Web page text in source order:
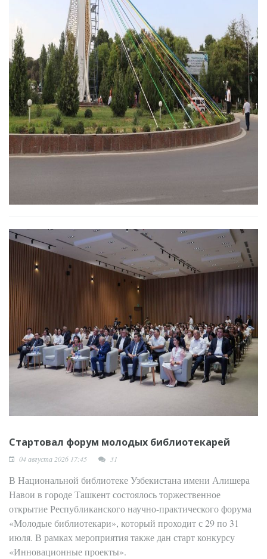
Стартовал форум молодых библиотекарей
04 августа 2026 17:45 31
В Национальной библиотеке Узбекистана имени Алишера
Навои в городе Ташкент состоялось торжественное
открытие Республиканского научно-практического форума
«Молодые библиотекари», который проходит с 29 по 31
июля. В рамках мероприятия также дан старт конкурсу
«Инновационные проекты».